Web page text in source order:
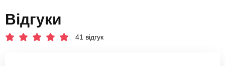
Відгуки
41 відгук